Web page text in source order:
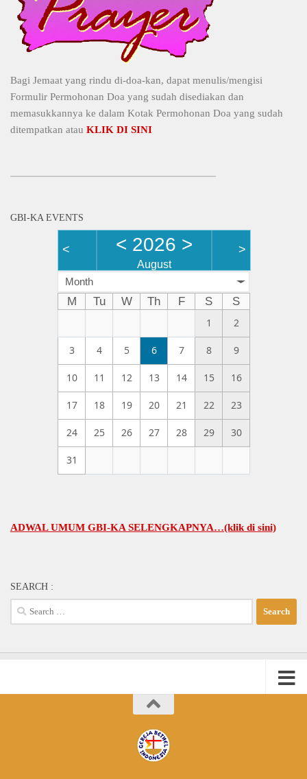
Bagi Jemaat yang rindu di-doa-kan, dapat menulis/mengisi
Formulir Permohonan Doa yang sudah disediakan dan
memasukkannya ke dalam Kotak Permohonan Doa yang sudah
ditempatkan atau KLIK DI SINI
GBI-KA EVENTS
< < 2026 >
August
>
Month
M Tu W Th F S
S
1
2
3 4 5 6 7 8 9
10 11 12 13 14 15 16
17 18 19 20 21 22 23
24 25 26 27 28 29 30
31
UMUM GBI-KA SELENGKAPNYA…(klik di sini)
SEARCH :
Search
for: